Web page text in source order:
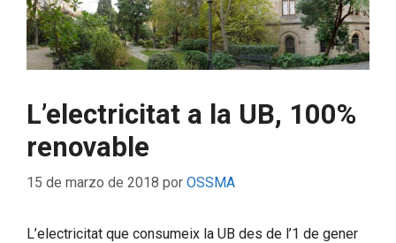
L’electricitat a la UB, 100%
renovable
15 de marzo de 2018 por OSSMA
L’electricitat que consumeix la UB des de l’1 de gener